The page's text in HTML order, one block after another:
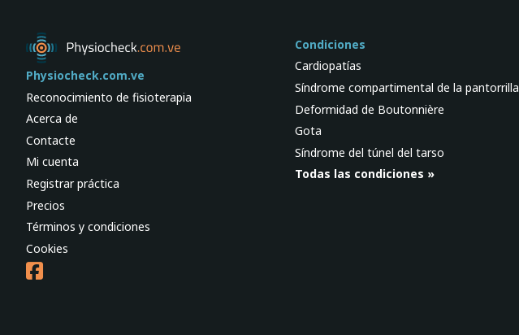
Physiocheck.com.ve
Reconocimiento de fisioterapia
Acerca de
Contacte
Mi cuenta
Registrar práctica
Precios
Términos y condiciones
Cookies
Condiciones
Cardiopatías
Síndrome compartimental de la pantorrilla
Deformidad de Boutonnière
Gota
Síndrome del túnel del tarso
Todas las condiciones »